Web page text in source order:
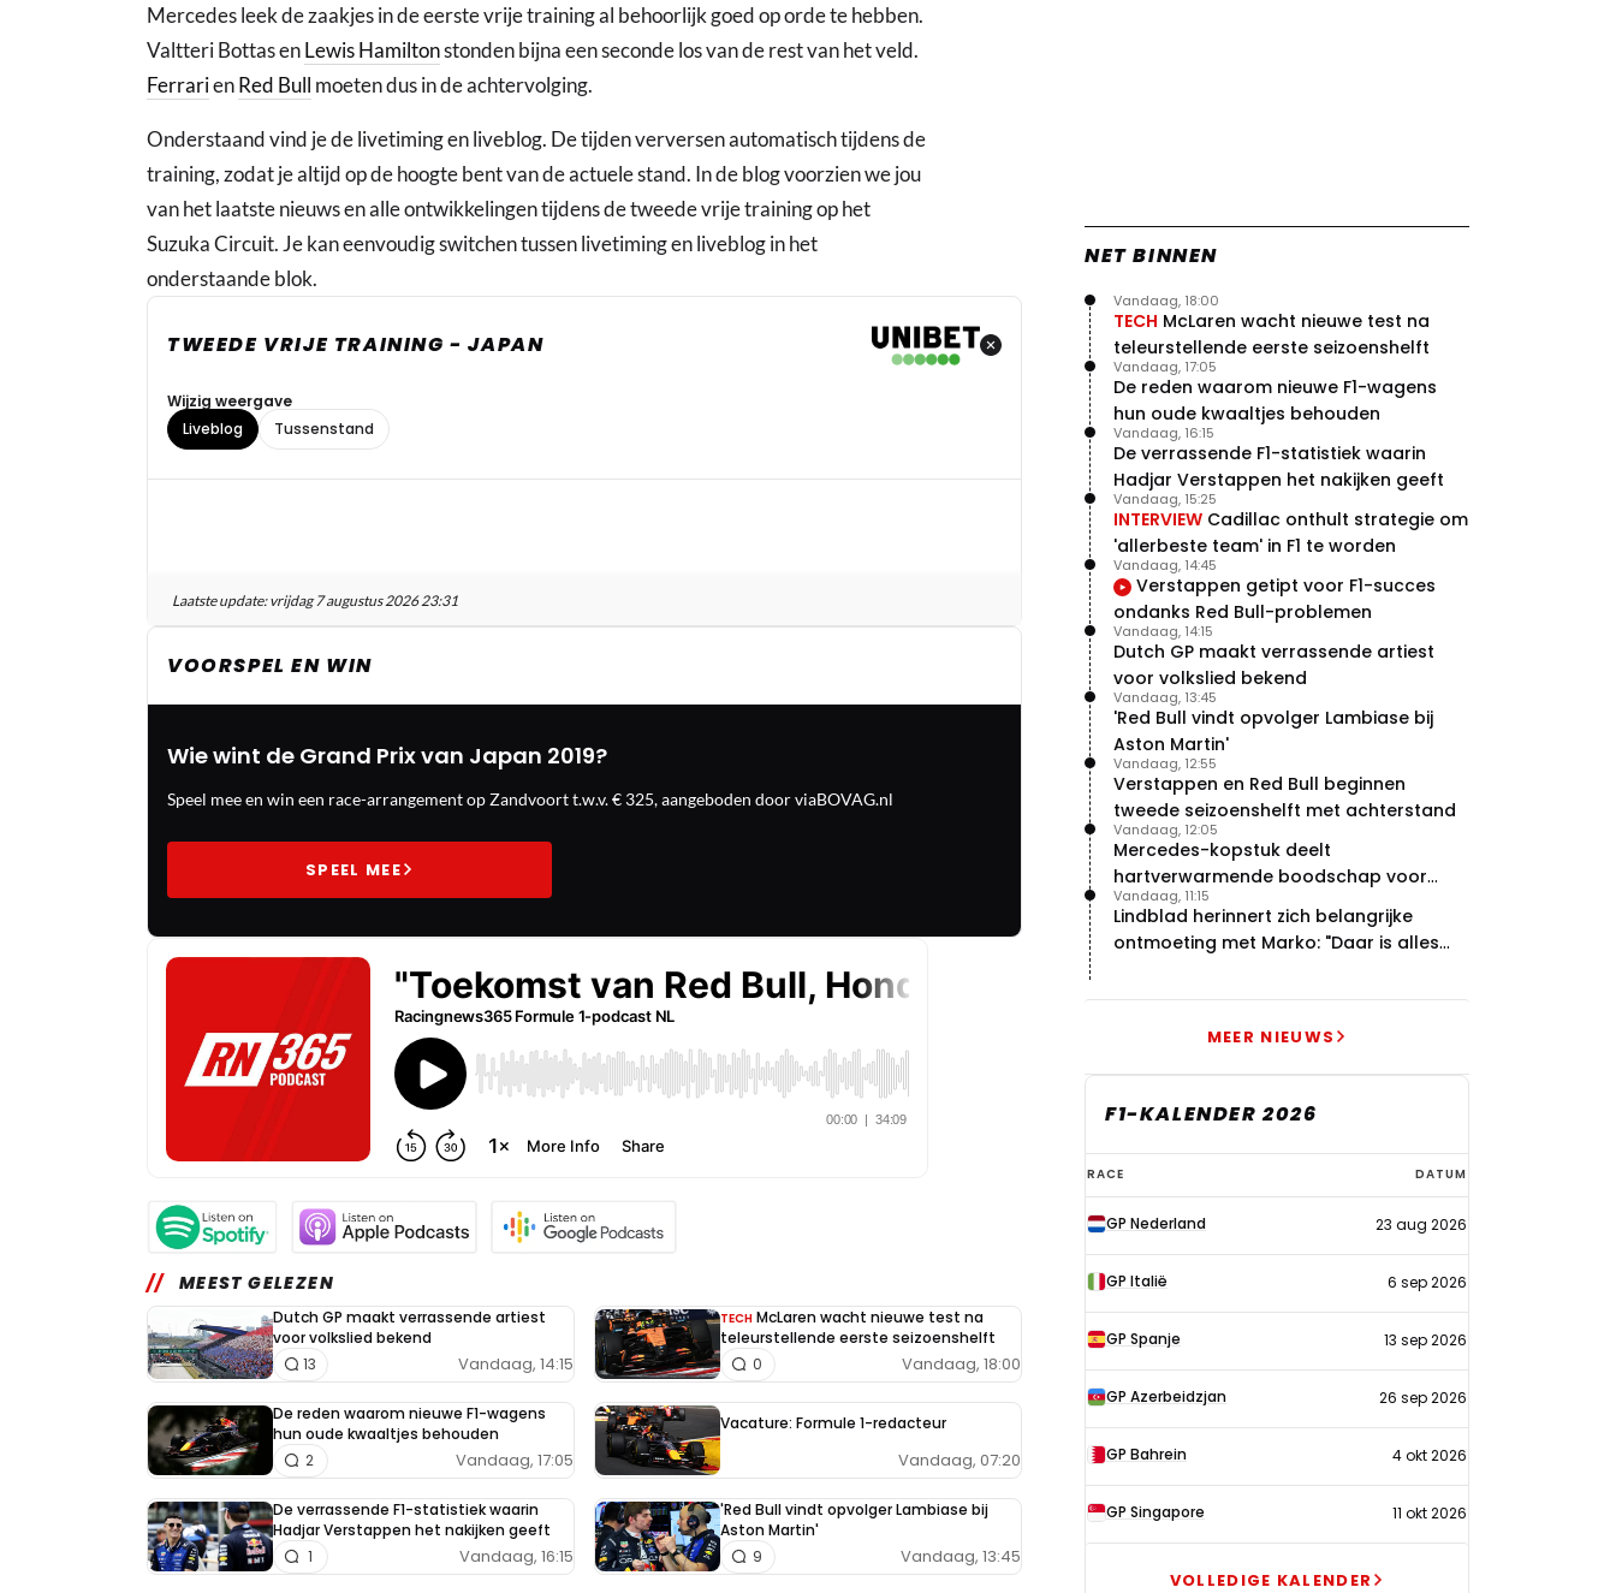
Mercedes leek de zaakjes in de eerste vrije training al behoorlijk goed op orde te hebben.
Valtteri Bottas enLewis Hamiltonstonden bijna een seconde los van de rest van het veld.
FerrarienRed Bull moeten dus in de achtervolging.
Onderstaand vind je de livetiming en liveblog. De tijden verversen automatisch tijdens de
training, zodat je altijd op de hoogte bent van de actuele stand. In de blog voorzien we jou
van het laatste nieuws en alle ontwikkelingen tijdens de tweede vrije training op het
Suzuka Circuit. Je kan eenvoudig switchen tussen livetiming en liveblog in het
onderstaande blok.
TWEEDE VRIJE TRAINING - JAPAN
Wijzig weergave
Liveblog
Tussenstand
Laatste update: vrijdag 7 augustus 2026 23:31
VOORSPEL EN WIN
Wie wint de Grand Prix van Japan 2019?
Speel mee en win een race-arrangement op Zandvoort t.w.v. € 325, aangeboden door viaBOVAG.nl
SPEEL MEE
MEEST GELEZEN
Dutch GP maakt verrassende artiest
voor volkslied bekend
Vandaag, 14:15
13
TECH McLaren wacht nieuwe test na
teleurstellende eerste seizoenshelft
Vandaag, 18:00
0
De reden waarom nieuwe F1-wagens
hun oude kwaaltjes behouden
Vandaag, 17:05
2
Vacature: Formule 1-redacteur
Vandaag, 07:20
De verrassende F1-statistiek waarin
Hadjar Verstappen het nakijken geeft
Vandaag, 16:15
1
'Red Bull vindt opvolger Lambiase bij
Aston Martin'
Vandaag, 13:45
9
NET BINNEN
TECH McLaren wacht nieuwe test na
teleurstellende eerste seizoenshelft
Vandaag, 18:00
De reden waarom nieuwe F1-wagens
hun oude kwaaltjes behouden
Vandaag, 17:05
De verrassende F1-statistiek waarin
Hadjar Verstappen het nakijken geeft
Vandaag, 16:15
INTERVIEW Cadillac onthult strategie om
'allerbeste team' in F1 te worden
Vandaag, 15:25
Verstappen getipt voor F1-succes
ondanks Red Bull-problemen
Vandaag, 14:45
Dutch GP maakt verrassende artiest
voor volkslied bekend
Vandaag, 14:15
'Red Bull vindt opvolger Lambiase bij
Aston Martin'
Vandaag, 13:45
Verstappen en Red Bull beginnen
tweede seizoenshelft met achterstand
Vandaag, 12:55
Mercedes-kopstuk deelt
hartverwarmende boodschap voor
overstap naar Red Bull
Vandaag, 12:05
Lindblad herinnert zich belangrijke
ontmoeting met Marko: "Daar is alles
Vandaag, 11:15
MEER NIEUWS
F1-KALENDER 2026
F1-
kalender
2026
RACE DATUM
GP Nederland 23 aug 2026
GP Italië 6 sep 2026
GP Spanje 13 sep 2026
GP Azerbeidzjan 26 sep 2026
GP Bahrein 4 okt 2026
GP Singapore 11 okt 2026
VOLLEDIGE KALENDER